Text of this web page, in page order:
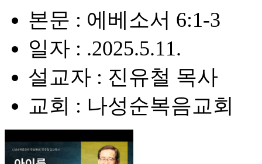
본문 : 에베소서 6:1-3
일자 : .2025.5.11.
설교자 : 진유철 목사
교회 : 나성순복음교회